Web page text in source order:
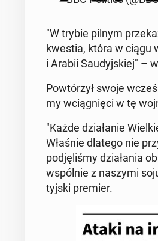
"W trybie pilnym
kwestia, która w ciągu
i Arabii Sau­dyj­skiej" –
Po­wtó­rzył swoje
my wcią­gnię­ci w tę
"Każde dzia­ła­nie
Właśnie dlatego nie
pod­ję­li­śmy dzia­ła­nia
wspól­nie z naszymi
tyj­ski premier.